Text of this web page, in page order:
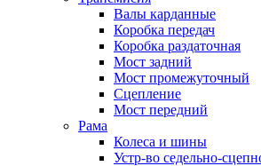
Валы карданные
Коробка передач
Коробка раздаточная
Мост задний
Мост промежуточный
Сцепление
Мост передний
Рама
Колеса и шины
Устр-во седельно-